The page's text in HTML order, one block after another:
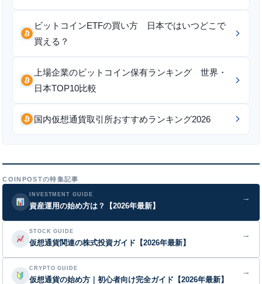
ビットコインETFの買い方 日本ではいつどこで
買える？
上場企業のビットコイン保有ランキング 世界・
日本TOP10比較
国内仮想通貨取引所おすすめランキング2026
COINPOSTの特集記事
INVESTMENT GUIDE
資産運用の始め方は？【2026年最新】
→
STOCK GUIDE
仮想通貨関連の株式投資ガイド【2026年最新】
→
CRYPTO GUIDE
仮想通貨の始め方｜初心者向け完全ガイド【2026年最新】
→